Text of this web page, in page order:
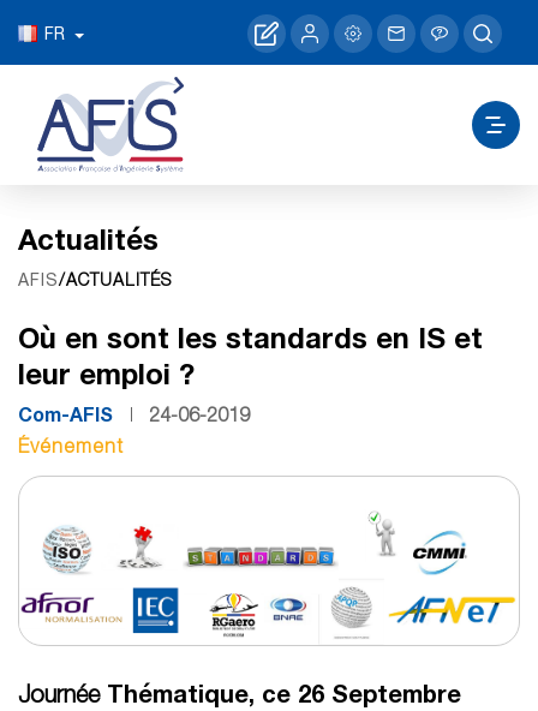
FR
Actualités
AFIS/ACTUALITÉS
Où en sont les standards en IS et
leur emploi ?
Com-AFIS
24-06-2019
Événement
JournéeThématique, ce 26 Septembre